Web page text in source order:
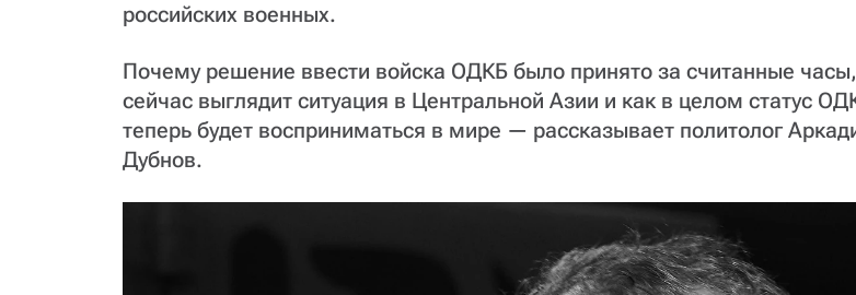
российских военных.
Почему решение ввести войска ОДКБ было принято за считанные
сейчас выглядит ситуация в Центральной Азии и как в целом статус
теперь будет восприниматься в мире — рассказывает политолог
Дубнов.